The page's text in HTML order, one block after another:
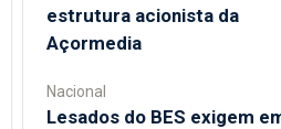
estrutura acionista da
Açormedia
Nacional
Lesados do BES exigem